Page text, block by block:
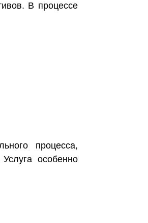
В процессе
процесса,
особенно